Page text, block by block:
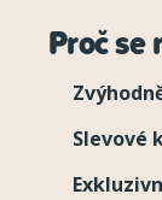
Proč se
Slevové